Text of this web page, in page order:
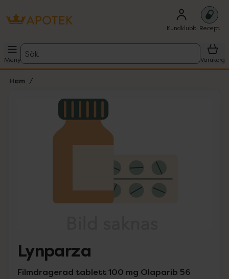
Kundklubb Recept
Meny
Sök
Varukorg
Hem
Lista: . Innehåller 1 objekt.
Lynparza
Filmdragerad tablett 100 mg Olaparib 56